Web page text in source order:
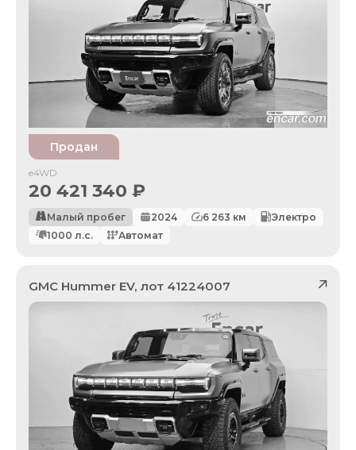
Продан
e4WD
20 421 340 ₽
Малый пробег 2024 6 263 км
Электро
1000 л.с. Автомат
GMC Hummer EV, лот 41224007